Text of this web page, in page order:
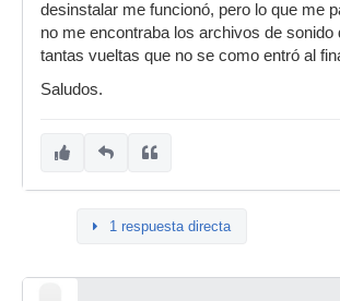
desinstalar me funcionó, pero lo que me
no me encontraba los archivos de sonido
tantas vueltas que no se como entró al
Saludos.
1 respuesta directa